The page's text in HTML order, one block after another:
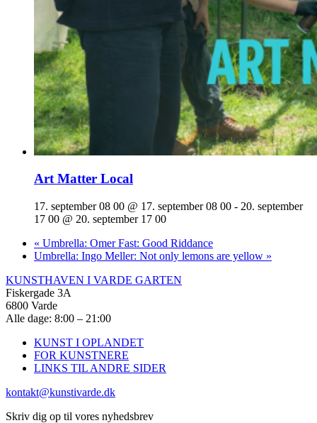
Art Matter Local
17. september 08 00 @ 17. september 08 00 - 20. september
17 00 @ 20. september 17 00
« Umbrella: Omer Fast: Good Riddance
Umbrella: Ingo Meller: Not only lemons are yellow »
KUNSTHAVEN I VARDE GARTEN
Fiskergade 3A
6800 Varde
Alle dage: 8:00 – 21:00
KUNST I OPLANDET
FOR KUNSTNERE
LINKS TIL ANDRE SIDER
kontakt@kunstivarde.dk
Skriv dig op til vores nyhedsbrev